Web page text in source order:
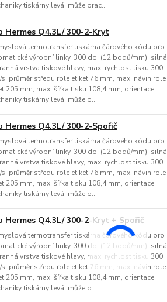
tiskárny levá, může prac...
Hermes Q4.3L/ 300-2-Kryt
termotransfer tiskárna čárového kódu pro
výrobní linky, 300 dpi (12 bodů/mm), silná
vrstva tiskové hlavy, max. rychlost tisku 300
s, průměr středu role etiket 76 mm, max. návin role
205 mm, max. šířka tisku 108,4 mm, orientace
tiskárny levá, může p...
Hermes Q4.3L/ 300-2-Spořič
termotransfer tiskárna čárového kódu pro
výrobní linky, 300 dpi (12 bodů/mm), silná
vrstva tiskové hlavy, max. rychlost tisku 300
s, průměr středu role etiket 76 mm, max. návin role
205 mm, max. šířka tisku 108,4 mm, orientace
tiskárny levá, může p...
Hermes Q4.3L/ 300-2-Kryt + Spořič
termotransfer tiskárna čárového kódu pro
výrobní linky, 300 dpi (12 bodů/mm), silná
vrstva tiskové hlavy, max. rychlost tisku 300
s, průměr středu role etiket 76 mm, max. návin role
205 mm, max. šířka tisku 108,4 mm, orientace
tiskárny levá, může p...